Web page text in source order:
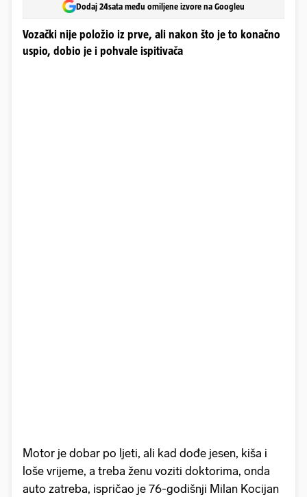
Dodaj 24sata među omiljene izvore na Googleu
Vozački nije položio iz prve, ali nakon što je to konačno
uspio, dobio je i pohvale ispitivača
Motor je dobar po ljeti, ali kad dođe jesen, kiša i
loše vrijeme, a treba ženu voziti doktorima, onda
auto zatreba, ispričao je 76-godišnji Milan Kocijan